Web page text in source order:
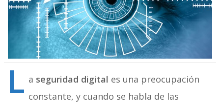
L a seguridad digital es una preocupación
constante, y cuando se habla de las